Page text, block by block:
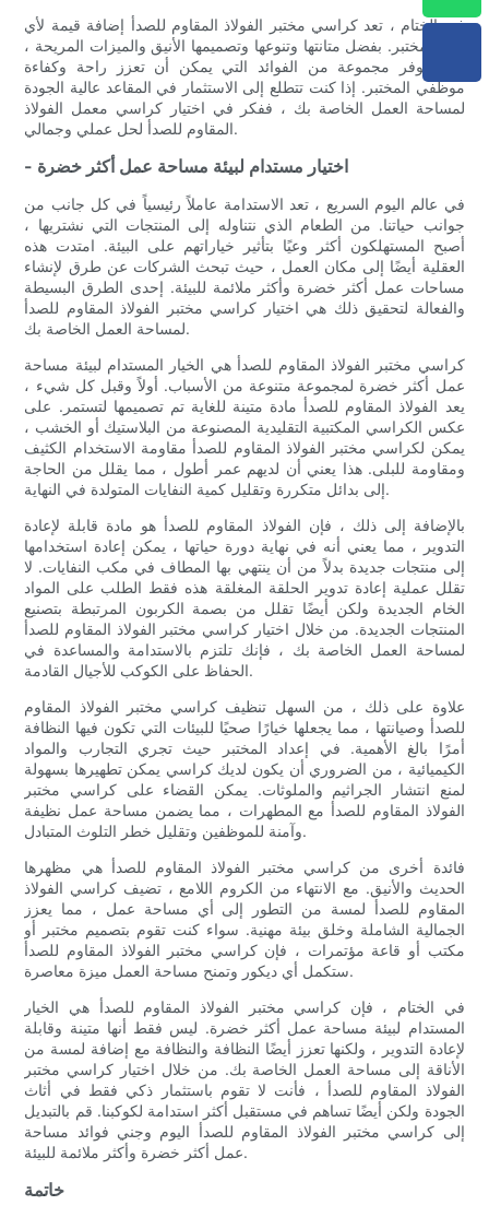
في الختام ، تعد كراسي مختبر الفولاذ المقاوم للصدأ إضافة قيمة لأي
إعداد مختبر. بفضل متانتها وتنوعها وتصميمها الأنيق والميزات المريحة ،
فإنها توفر مجموعة من الفوائد التي يمكن أن تعزز راحة وكفاءة
موظفي المختبر. إذا كنت تتطلع إلى الاستثمار في المقاعد عالية الجودة
لمساحة العمل الخاصة بك ، ففكر في اختيار كراسي معمل الفولاذ
المقاوم للصدأ لحل عملي وجمالي.
- اختيار مستدام لبيئة مساحة عمل أكثر خضرة
في عالم اليوم السريع ، تعد الاستدامة عاملاً رئيسياً في كل جانب من
جوانب حياتنا. من الطعام الذي نتناوله إلى المنتجات التي نشتريها ،
أصبح المستهلكون أكثر وعيًا بتأثير خياراتهم على البيئة. امتدت هذه
العقلية أيضًا إلى مكان العمل ، حيث تبحث الشركات عن طرق لإنشاء
مساحات عمل أكثر خضرة وأكثر ملائمة للبيئة. إحدى الطرق البسيطة
والفعالة لتحقيق ذلك هي اختيار كراسي مختبر الفولاذ المقاوم للصدأ
لمساحة العمل الخاصة بك.
كراسي مختبر الفولاذ المقاوم للصدأ هي الخيار المستدام لبيئة مساحة
عمل أكثر خضرة لمجموعة متنوعة من الأسباب. أولاً وقبل كل شيء ،
يعد الفولاذ المقاوم للصدأ مادة متينة للغاية تم تصميمها لتستمر. على
عكس الكراسي المكتبية التقليدية المصنوعة من البلاستيك أو الخشب ،
يمكن لكراسي مختبر الفولاذ المقاوم للصدأ مقاومة الاستخدام الكثيف
ومقاومة للبلى. هذا يعني أن لديهم عمر أطول ، مما يقلل من الحاجة
إلى بدائل متكررة وتقليل كمية النفايات المتولدة في النهاية.
بالإضافة إلى ذلك ، فإن الفولاذ المقاوم للصدأ هو مادة قابلة لإعادة
التدوير ، مما يعني أنه في نهاية دورة حياتها ، يمكن إعادة استخدامها
إلى منتجات جديدة بدلاً من أن ينتهي بها المطاف في مكب النفايات. لا
تقلل عملية إعادة تدوير الحلقة المغلقة هذه فقط الطلب على المواد
الخام الجديدة ولكن أيضًا تقلل من بصمة الكربون المرتبطة بتصنيع
المنتجات الجديدة. من خلال اختيار كراسي مختبر الفولاذ المقاوم للصدأ
لمساحة العمل الخاصة بك ، فإنك تلتزم بالاستدامة والمساعدة في
الحفاظ على الكوكب للأجيال القادمة.
علاوة على ذلك ، من السهل تنظيف كراسي مختبر الفولاذ المقاوم
للصدأ وصيانتها ، مما يجعلها خيارًا صحيًا للبيئات التي تكون فيها النظافة
أمرًا بالغ الأهمية. في إعداد المختبر حيث تجري التجارب والمواد
الكيميائية ، من الضروري أن يكون لديك كراسي يمكن تطهيرها بسهولة
لمنع انتشار الجراثيم والملوثات. يمكن القضاء على كراسي مختبر
الفولاذ المقاوم للصدأ مع المطهرات ، مما يضمن مساحة عمل نظيفة
وآمنة للموظفين وتقليل خطر التلوث المتبادل.
فائدة أخرى من كراسي مختبر الفولاذ المقاوم للصدأ هي مظهرها
الحديث والأنيق. مع الانتهاء من الكروم اللامع ، تضيف كراسي الفولاذ
المقاوم للصدأ لمسة من التطور إلى أي مساحة عمل ، مما يعزز
الجمالية الشاملة وخلق بيئة مهنية. سواء كنت تقوم بتصميم مختبر أو
مكتب أو قاعة مؤتمرات ، فإن كراسي مختبر الفولاذ المقاوم للصدأ
ستكمل أي ديكور وتمنح مساحة العمل ميزة معاصرة.
في الختام ، فإن كراسي مختبر الفولاذ المقاوم للصدأ هي الخيار
المستدام لبيئة مساحة عمل أكثر خضرة. ليس فقط أنها متينة وقابلة
لإعادة التدوير ، ولكنها تعزز أيضًا النظافة والنظافة مع إضافة لمسة من
الأناقة إلى مساحة العمل الخاصة بك. من خلال اختيار كراسي مختبر
الفولاذ المقاوم للصدأ ، فأنت لا تقوم باستثمار ذكي فقط في أثاث
الجودة ولكن أيضًا تساهم في مستقبل أكثر استدامة لكوكبنا. قم بالتبديل
إلى كراسي مختبر الفولاذ المقاوم للصدأ اليوم وجني فوائد مساحة
عمل أكثر خضرة وأكثر ملائمة للبيئة.
خاتمة